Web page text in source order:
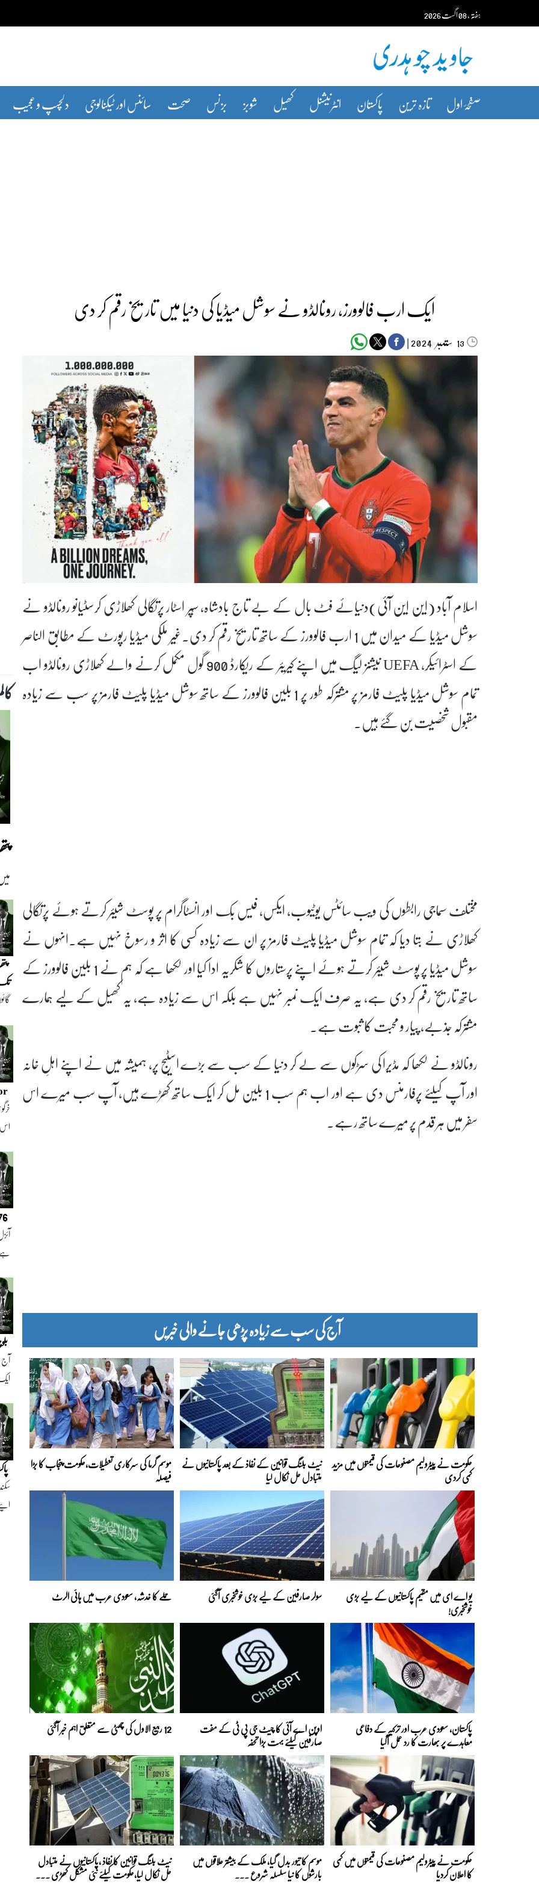
content ہفتہ‬‮،08اگست‬‮2026
صفحۂ اول تازہ ترین پاکستان انٹرنیشنل کھیل شوبز بزنس صحت سائنس اور ٹیکنالوجی دلچسپ و عجیب
ایک ارب فالوورز، رونالڈو نے سوشل میڈیا کی دنیا میں تاریخ رقم کر دی
13 ستمبر‬‮ |
اسلام آباد (این این آئی)دنیائے فٹ بال کے بے تاج بادشاہ، سْپر اسٹار پرتگالی کھلاڑی کرسٹیانو رونالڈو نے
سوشل میڈیا کے میدان میں 1 ارب فالوورز کے ساتھ تاریخ رقم کر دی۔غیر ملکی میڈیا رپورٹ کے مطابق الناصر
کے اسٹرائیکر، UEFA نیشنز لیگ میں اپنے کیریئر کے ریکارڈ 900 گول مکمل کرنے والے کھلاڑی رونالڈو اب
تمام سوشل میڈیا پلیٹ فارمز پر مشترکہ طور پر 1 بلین فالوورز کے ساتھ سوشل میڈیا پلیٹ فارمز پر سب سے زیادہ
مقبول شخصیت بن گئے ہیں۔
مختلف سماجی رابطوں کی ویب سائٹس یوٹیوب، ایکس، فیس بْک اور انسٹاگرام پر پوسٹ شیئر کرتے ہوئے پرتگالی
کھلاڑی نے بتا دیا کہ تمام سوشل میڈیا پلیٹ فارمز پر ان سے زیادہ کسی کا اثر و رسوخ نہیں ہے۔انہوں نے
سوشل میڈیا پر پوسٹ شیئر کرتے ہوئے اپنے پرستاروں کا شکریہ ادا کیا اور لکھا ہے کہ ہم نے 1 بلین فالوورز کے
ساتھ تاریخ رقم کر دی ہے، یہ صرف ایک نمبر نہیں ہے بلکہ اس سے زیادہ ہے، یہ کھیل کے لیے ہمارے
مشترکہ جذبے، پیار و محبت کا ثبوت ہے۔
رونالڈو نے لکھا کہ مڈیرا کی سڑکوں سے لے کر دنیا کے سب سے بڑے اسٹیج پر، ہمیشہ میں نے اپنے اہلِ خانہ
اور آپ کیلئے پرفارمنس دی ہے اور اب ہم سب 1 بلین مل کر ایک ساتھ کھڑے ہیں، آپ سب میرے اس
سفر میں ہر قدم پر میرے ساتھ رہے۔
آج کی سب سے زیادہ پڑھی جانے والی خبریں
حکومت نے پیٹرولیم مصنوعات کی قیمتوں میں مزید
کمی کردی
نیٹ بلنگ قوانین کے نفاذ کے بعد پاکستانیوں نے
متبادل حل نکال لیا
موسم گرما کی سرکاری تعطیلات،حکومت پنجاب کا بڑا
فیصلہ
یو اے ای میں مقیم پاکستانیوں کے لیے بڑی
خوشخبری!
سولر صارفین کے لیے بڑی خوشخبری آگئی حملے کا خدشہ، سعودی عرب میں ہائی الرٹ
پاکستان، سعودی عرب اور ترکیہ کے دفاعی
معاہدے پر بھارت کا رد عمل آگیا
اوپن اے آئی کا چیٹ جی پی ٹی کے مفت
صارفین کیلئے بہت بڑا تحفہ
12 ربیع الاول کی چھٹی سے متعلق اہم خبر آگئی
حکومت نے پیٹرولیم مصنوعات کی قیمتوں میں کمی
کا اعلان کردیا
موسم کا تیور بدل گیا، ملک کے بیشتر علاقوں میں
بارشوں کا نیا سلسلہ شروع ...
نیٹ بلنگ قوانین کا نفاذ ،پاکستانیوں نے متبادل
حل نکال لیا،حکومت کیلئے نئی مشکل کھڑی ...